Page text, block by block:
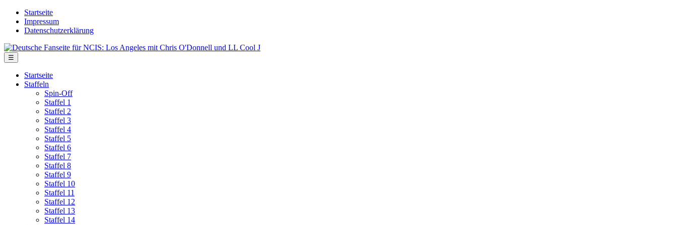
Skip
Startseite
Impressum
Datenschutzerklärung
Deutsche
Fanseite
für
NCIS:
O'Donnell
☰
Startseite
Staffeln
Spin-Off
Staffel 1
Staffel 2
Staffel 3
Staffel 4
Staffel 5
Staffel 6
Staffel 7
Staffel 8
Staffel 9
Staffel 10
Staffel 11
Staffel 12
Staffel 13
Staffel 14